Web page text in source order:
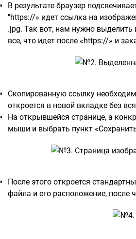
В результате браузер
"https://» идет ссылка на
.jpg. Так вот, нам нужно
все, что идет после «https://» и
Скопированную ссылку
откроется в новой вкладке без
На открывшейся странице, а
мыши и выбрать пункт
После этого откроется
файла и его расположение, после